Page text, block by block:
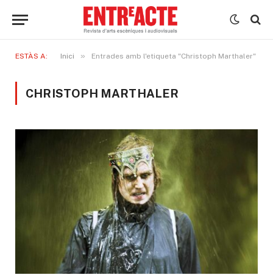
ESTÀS A: Inici » Entrades amb l'etiqueta "Christoph Marthaler"
CHRISTOPH MARTHALER